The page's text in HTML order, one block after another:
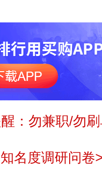
：勿兼职/勿
名度调研问卷